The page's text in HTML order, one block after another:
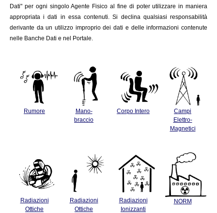
Dati" per ogni singolo Agente Fisico al fine di poter utilizzare in maniera
appropriata i dati in essa contenuti. Si declina qualsiasi responsabilità
derivante da un utilizzo improprio dei dati e delle informazioni contenute
nelle Banche Dati e nel Portale.
Rumore
Mano-
braccio
Corpo Intero
Campi
Elettro-
Magnetici
Radiazioni
Ottiche
Radiazioni
Ottiche
Radiazioni
Ionizzanti
NORM